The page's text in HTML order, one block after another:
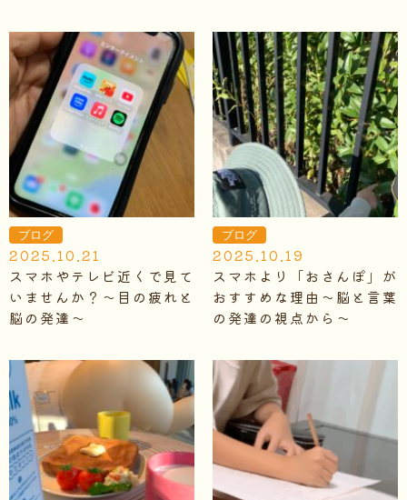
ブログ
2025.10.21
スマホやテレビ近くで見て
いませんか？～目の疲れと
脳の発達～
ブログ
2025.10.19
スマホより「おさんぽ」が
おすすめな理由～脳と言葉
の発達の視点から～